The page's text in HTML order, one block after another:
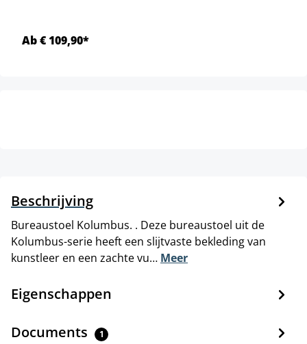
Ab € 109,90*
Beschrijving
Bureaustoel Kolumbus. . Deze bureaustoel uit de
Kolumbus-serie heeft een slijtvaste bekleding van
kunstleer en een zachte vu… Meer
Eigenschappen
Documents 1